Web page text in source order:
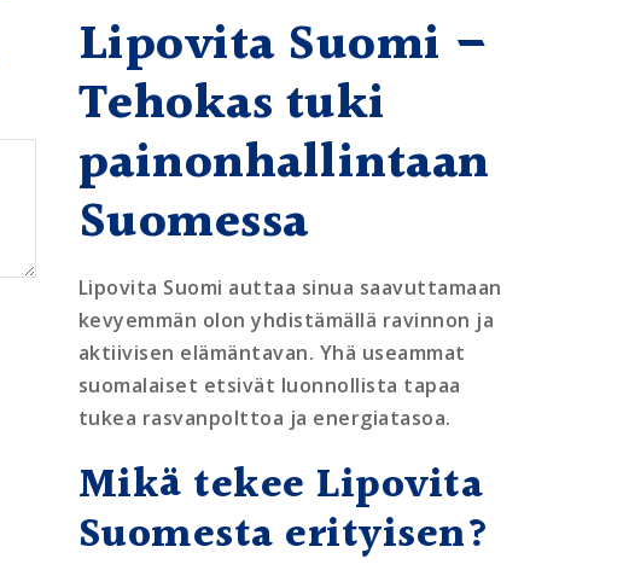
Lipovita Suomi –
Tehokas tuki
painonhallintaan
Suomessa
Lipovita Suomi auttaa sinua saavuttamaan
kevyemmän olon yhdistämällä ravinnon ja
aktiivisen elämäntavan. Yhä useammat
suomalaiset etsivät luonnollista tapaa
tukea rasvanpolttoa ja energiatasoa.
Mikä tekee Lipovita
Suomesta erityisen?